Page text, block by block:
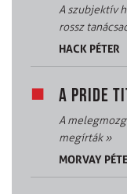
A szubjektív
rossz
HACK PÉTER
A PRIDE
A
megírták»
MORVAY